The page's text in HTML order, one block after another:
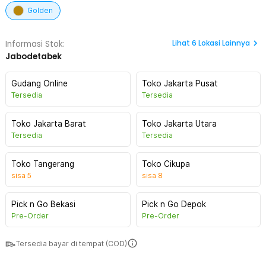
Golden
Informasi Stok:
Jabodetabek
Lihat 6 Lokasi Lainnya
Gudang Online
Tersedia
Toko Jakarta Pusat
Tersedia
Toko Jakarta Barat
Tersedia
Toko Jakarta Utara
Tersedia
Toko Tangerang
sisa 5
Toko Cikupa
sisa 8
Pick n Go Bekasi
Pre-Order
Pick n Go Depok
Pre-Order
Tersedia bayar di tempat (COD)